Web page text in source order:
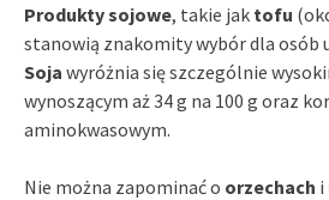
Produkty sojowe, takie jak tofu
stanowią znakomity wybór dla osób
Soja wyróżnia się szczególnie
wynoszącym aż 34 g na 100 g oraz
aminokwasowym.
Nie można zapominać o orzechach i